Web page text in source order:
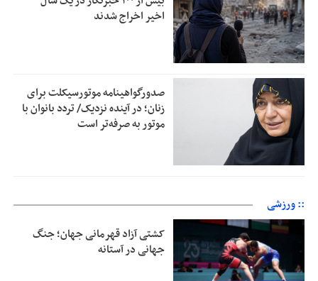
اخیر اخراج شدند
صدورگواهینامه موتورسیکلت برای
زنان؛ در آینده نزدیک/ تردد بانوان با
موتور به‌ صرفه‌تر است
:: ورزشی
کشتی آزاد قهرمانی جهان؛ جنگ
جهانی در آستانه